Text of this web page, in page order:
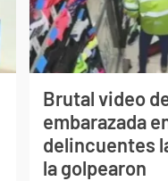
Brutal video
embarazada
delincuentes
la golpearon